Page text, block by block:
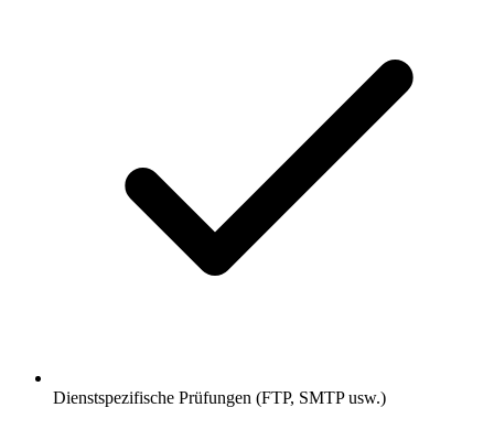
Dienstspezifische Prüfungen (FTP, SMTP usw.)